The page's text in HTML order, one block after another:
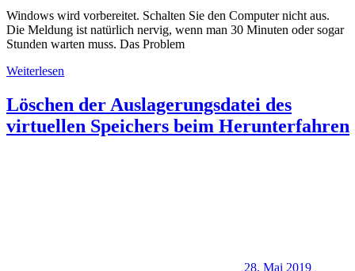
Windows wird vorbereitet. Schalten Sie den Computer nicht aus.
Die Meldung ist natürlich nervig, wenn man 30 Minuten oder sogar
Stunden warten muss. Das Problem
Weiterlesen
Löschen der Auslagerungsdatei des
virtuellen Speichers beim Herunterfahren
28. Mai 2019